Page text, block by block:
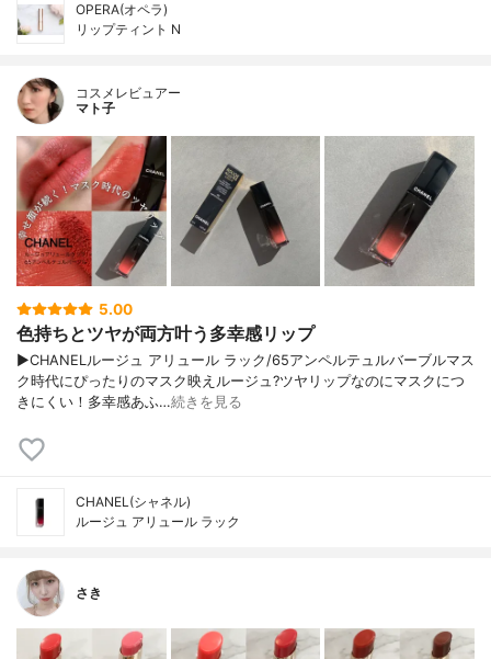
OPERA(オペラ)
リップティント N
コスメレビュアー
マト子
5.00
色持ちとツヤが両方叶う多幸感リップ
▶︎CHANELルージュ アリュール ラック/65アンペルテュルバーブルマス
ク時代にぴったりのマスク映えルージュ?ツヤリップなのにマスクにつ
きにくい！多幸感あふ…続きを見る
CHANEL(シャネル)
ルージュ アリュール ラック
さき